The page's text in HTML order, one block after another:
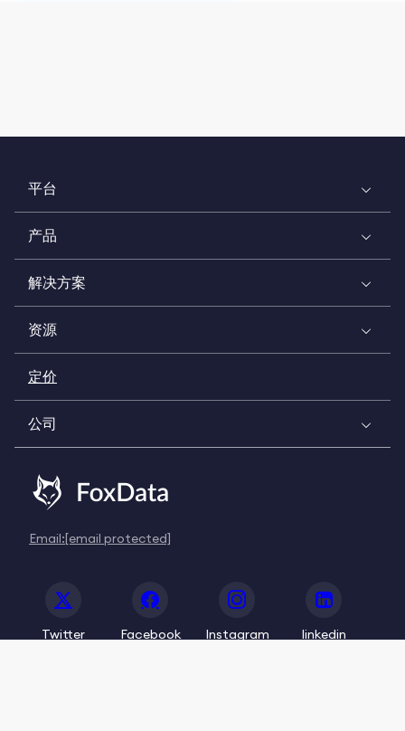
平台
产品
解决方案
资源
定价
公司
Email:[email protected]
Twitter Facebook Instagram linkedin